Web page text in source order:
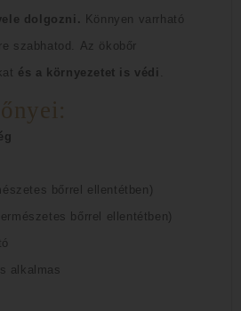
dolgozni. Könnyen varrható
szabhatod. Az ökobőr
és a környezetet is védi
bőrrel ellentétben)
bőrrel ellentétben)
alkalmas